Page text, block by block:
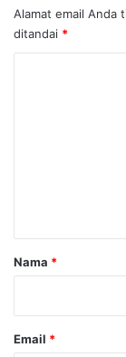
Alamat email Anda
ditandai *
r
Nama *
Email *